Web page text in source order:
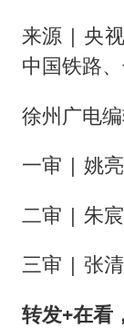
来源 | 央
中国铁路
徐州广电
一审 | 姚亮
二审 | 朱
三审 | 张清
转发+在看